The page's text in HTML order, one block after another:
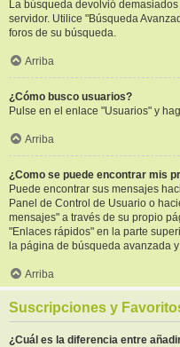
La búsqueda devolvió
servidor. Utilice "Búsqueda
foros de su búsqueda.
Arriba
¿Cómo busco usuarios?
Pulse en el enlace "Usuarios" y
Arriba
¿Como se puede encontrar mis
Puede encontrar sus mensajes
Panel de Control de Usuario o
mensajes" a través de su propio
"Enlaces rápidos" en la parte
la página de búsqueda avanzada
Arriba
Suscripciones y
¿Cuál es la diferencia entre